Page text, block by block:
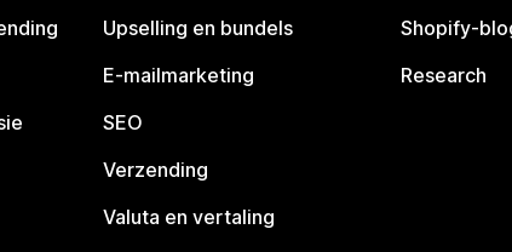
Upselling en bundels
E-mailmarketing
SEO
Verzending
Valuta en vertaling
Shopify-
Research